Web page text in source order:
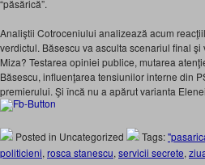
“păsărică”.
Analiştii Cotroceniului analizează acum
verdictul. Băsescu va asculta scenariul final
Miza? Testarea opiniei publice, mutarea
Băsescu, influenţarea tensiunilor interne din
premierului. Şi încă nu a apărut varianta
Posted in Uncategorized Tags:
politicieni, rosca stanescu, servicii secrete,